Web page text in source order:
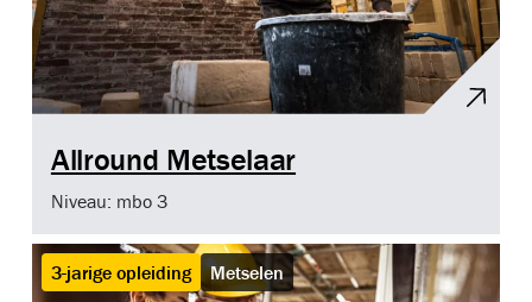
Allround Metselaar
Niveau: mbo 3
3-jarige opleiding Metselen